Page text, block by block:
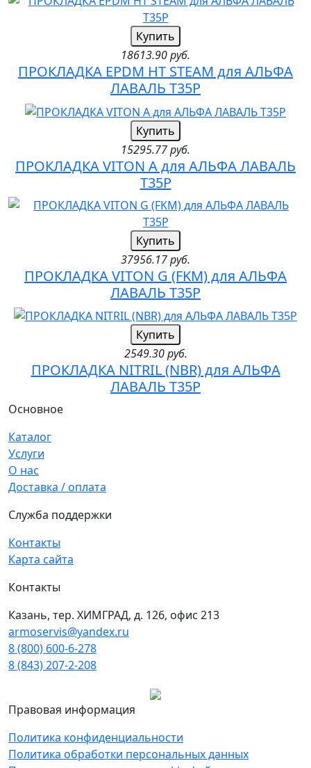
Купить
18613.90 руб.
ПРОКЛАДКА EPDM HT STEAM для АЛЬФА
ЛАВАЛЬ T35P
Купить
15295.77 руб.
ПРОКЛАДКА VITON A для АЛЬФА ЛАВАЛЬ
T35P
Купить
37956.17 руб.
ПРОКЛАДКА VITON G (FKM) для АЛЬФА
ЛАВАЛЬ T35P
Купить
2549.30 руб.
ПРОКЛАДКА NITRIL (NBR) для АЛЬФА
ЛАВАЛЬ T35P
Основное
Каталог
Услуги
О нас
Доставка / оплата
Служба поддержки
Контакты
Карта сайта
Контакты
Казань, тер. ХИМГРАД, д. 126, офис 213
armoservis@yandex.ru
8 (800) 600-6-278
8 (843) 207-2-208
Правовая информация
Политика конфиденциальности
Политика обработки персональных данных